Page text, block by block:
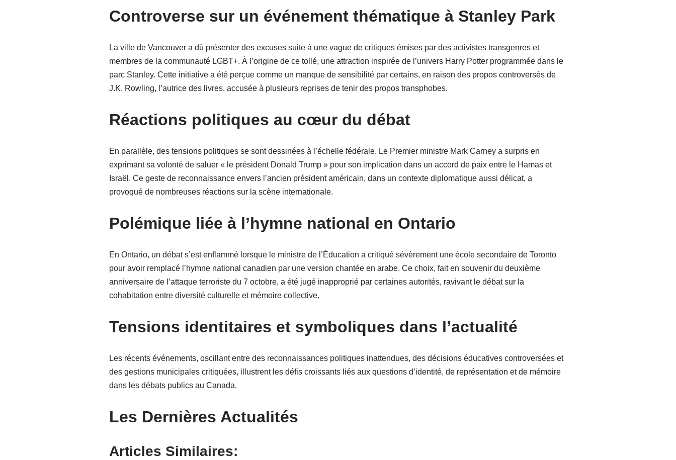
Controverse sur un événement thématique à Stanley Park
La ville de Vancouver a dû présenter des excuses suite à une vague de critiques émises par des activistes transgenres et
membres de la communauté LGBT+. À l’origine de ce tollé, une attraction inspirée de l’univers Harry Potter programmée dans le
parc Stanley. Cette initiative a été perçue comme un manque de sensibilité par certains, en raison des propos controversés de
J.K. Rowling, l’autrice des livres, accusée à plusieurs reprises de tenir des propos transphobes.
Réactions politiques au cœur du débat
En parallèle, des tensions politiques se sont dessinées à l’échelle fédérale. Le Premier ministre Mark Carney a surpris en
exprimant sa volonté de saluer « le président Donald Trump » pour son implication dans un accord de paix entre le Hamas et
Israël. Ce geste de reconnaissance envers l’ancien président américain, dans un contexte diplomatique aussi délicat, a
provoqué de nombreuses réactions sur la scène internationale.
Polémique liée à l’hymne national en Ontario
En Ontario, un débat s’est enflammé lorsque le ministre de l’Éducation a critiqué sévèrement une école secondaire de Toronto
pour avoir remplacé l’hymne national canadien par une version chantée en arabe. Ce choix, fait en souvenir du deuxième
anniversaire de l’attaque terroriste du 7 octobre, a été jugé inapproprié par certaines autorités, ravivant le débat sur la
cohabitation entre diversité culturelle et mémoire collective.
Tensions identitaires et symboliques dans l’actualité
Les récents événements, oscillant entre des reconnaissances politiques inattendues, des décisions éducatives controversées et
des gestions municipales critiquées, illustrent les défis croissants liés aux questions d’identité, de représentation et de mémoire
dans les débats publics au Canada.
Les Dernières Actualités
Articles Similaires: